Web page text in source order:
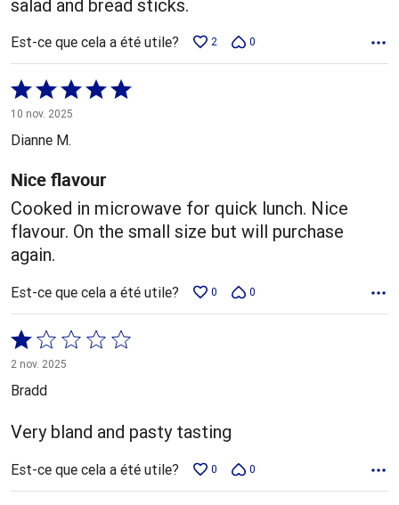
salad and bread sticks.
Est-ce que cela a été utile? 2 0
Coté
5 sur
5
10 nov. 2025
Dianne M.
Nice flavour
Cooked in microwave for quick lunch. Nice
flavour. On the small size but will purchase
again.
Est-ce que cela a été utile? 0 0
Coté
1 sur
5
2 nov. 2025
Bradd
Very bland and pasty tasting
Est-ce que cela a été utile? 0 0